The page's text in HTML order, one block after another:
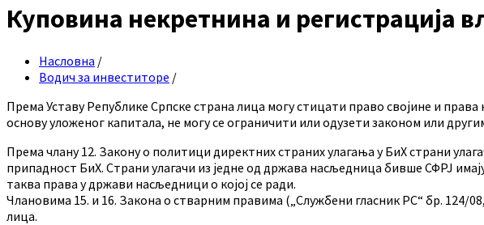
Куповина некретнина и регистрација
Насловна /
Водич за инвеститоре /
Према Уставу Републике Српске страна лица могу стицати право својине и права
основу уложеног капитала, не могу се ограничити или одузети законом или
Према члану 12. Закону о политици директних страних улагања у БиХ страни
припадност БиХ. Страни улагачи из једне од држава насљедница бивше СФРЈ
таква права у држави насљедници о којој се ради.
Члановима 15. и 16. Закона о стварним правима („Службени гласник РС“ бр. 124/
лица.